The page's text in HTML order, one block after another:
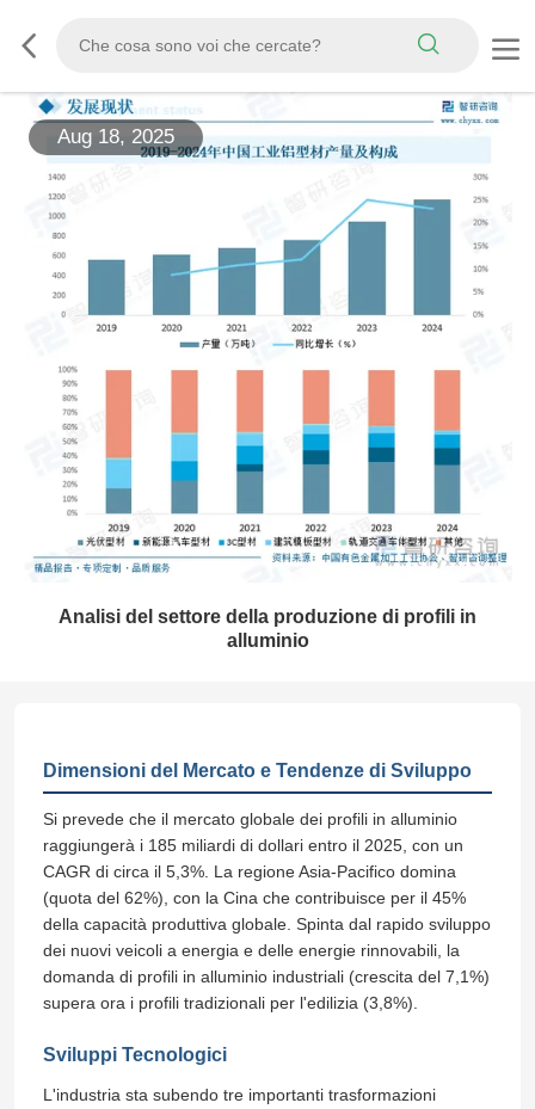
Aug 18, 2025
Analisi del settore della produzione di profili in
alluminio
Dimensioni del Mercato e Tendenze di Sviluppo
Si prevede che il mercato globale dei profili in alluminio
raggiungerà i 185 miliardi di dollari entro il 2025, con un
CAGR di circa il 5,3%. La regione Asia-Pacifico domina
(quota del 62%), con la Cina che contribuisce per il 45%
della capacità produttiva globale. Spinta dal rapido sviluppo
dei nuovi veicoli a energia e delle energie rinnovabili, la
domanda di profili in alluminio industriali (crescita del 7,1%)
supera ora i profili tradizionali per l'edilizia (3,8%).
Sviluppi Tecnologici
L'industria sta subendo tre importanti trasformazioni